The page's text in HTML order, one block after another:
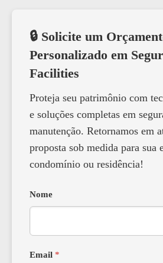
🔒 Solicite um
Personalizado em
Facilities
Proteja seu patrimônio com
e soluções completas em
manutenção. Retornamos em
proposta sob medida para sua
condomínio ou residência!
Nome
Email *